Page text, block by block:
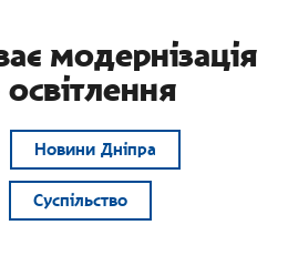
модернізація
Новини Дніпра
Суспільство